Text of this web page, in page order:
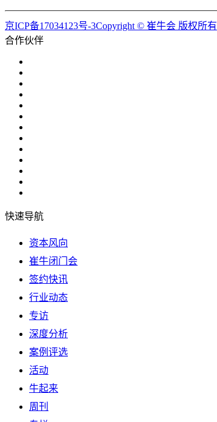
京ICP备17034123号-3Copyright © 崔牛会 版权所有
合作伙伴
快速导航
资本风向
崔牛闭门会
签约快讯
行业动态
专访
深度分析
案例评选
活动
牛起来
周刊